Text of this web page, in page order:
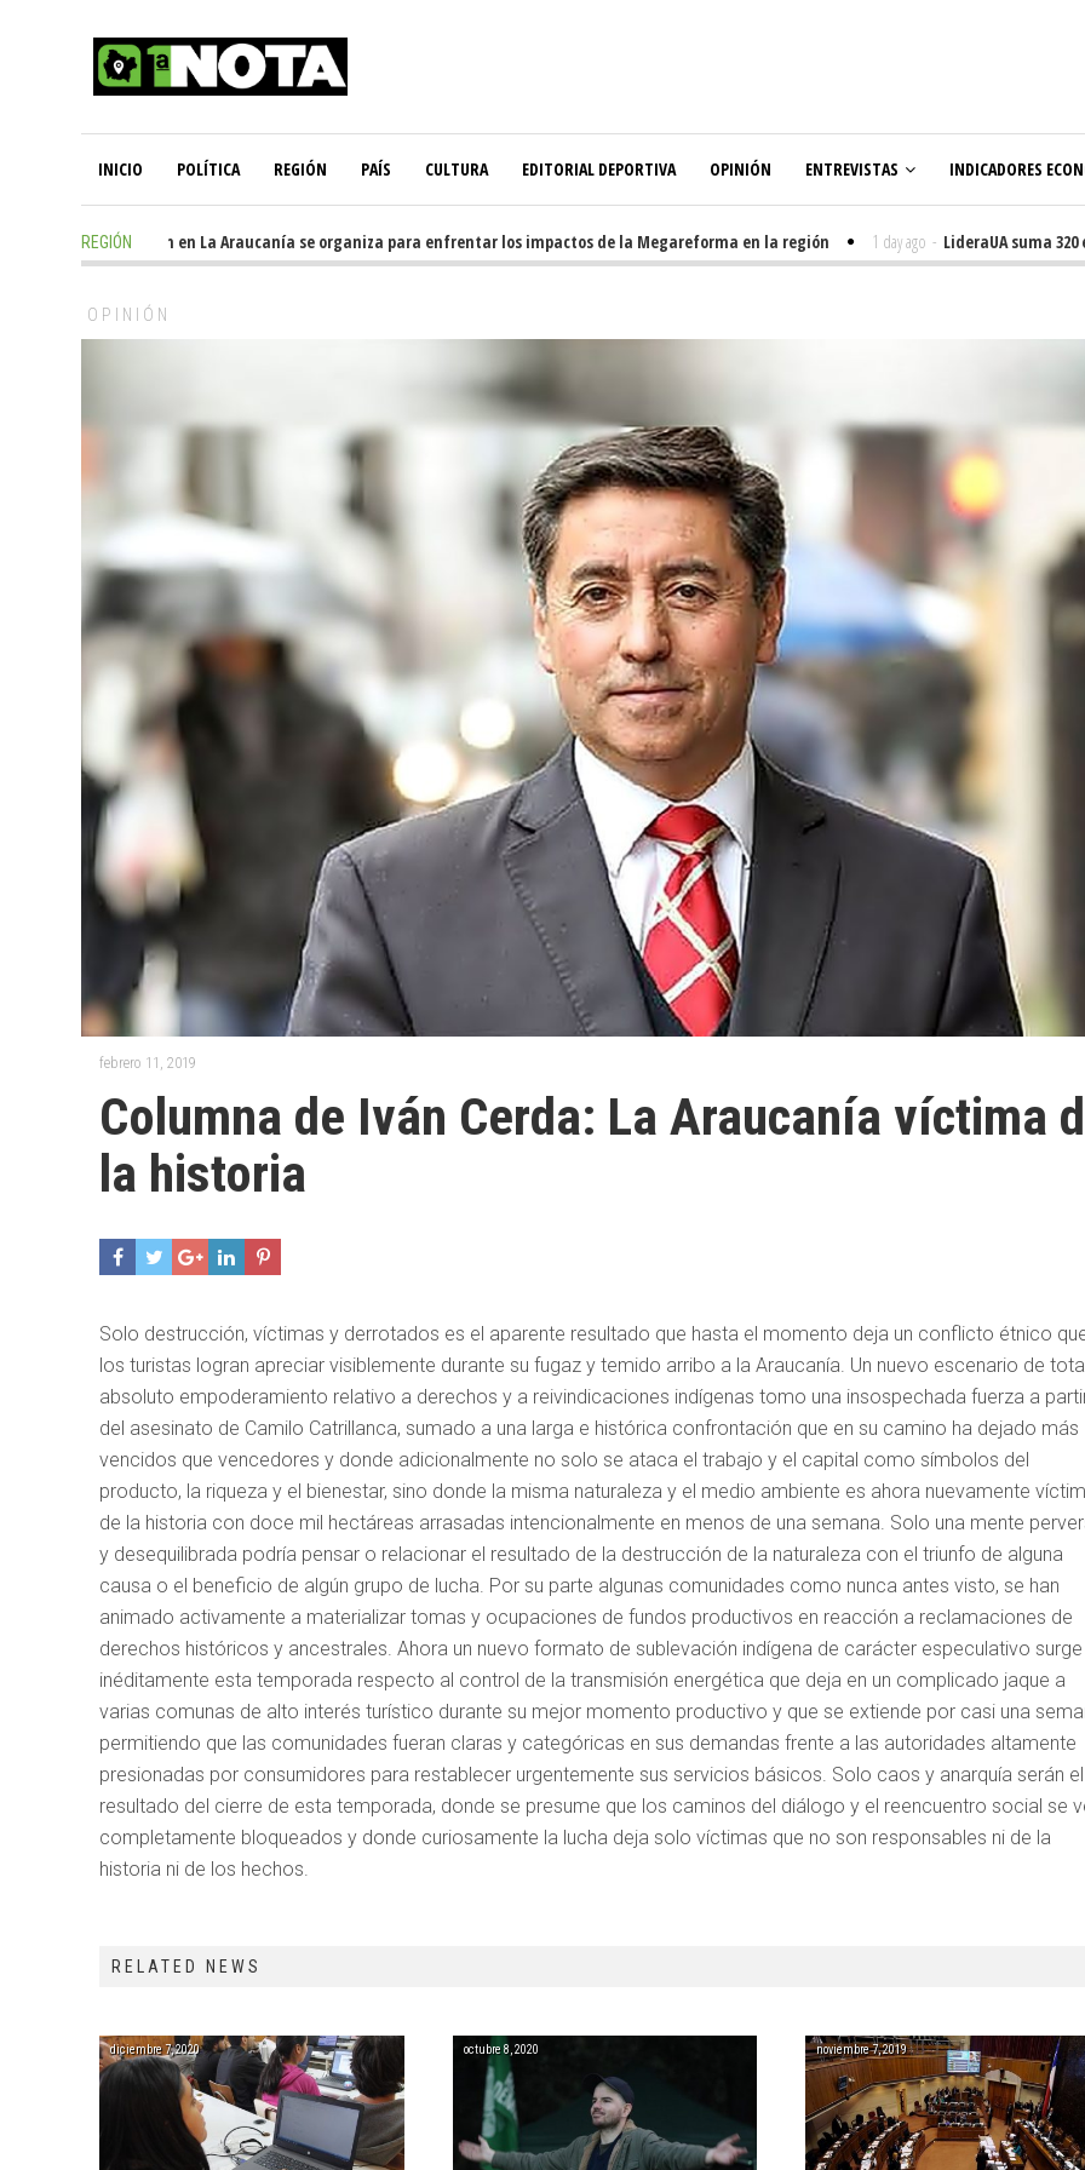
INICIO POLÍTICA REGIÓN PAÍS CULTURA EDITORIAL DEPORTIVA OPINIÓN ENTREVISTAS INDICADORES
REGIÓN
Oposición en La Araucanía se organiza para enfrentar los impactos de la Megareforma en la región 1 day ago - LideraUA suma 320
OPINIÓN
febrero 11, 2019
Columna de Iván Cerda: La Araucanía víctima
la historia
Solo destrucción, víctimas y derrotados es el aparente resultado que hasta el momento deja un conflicto étnico
los turistas logran apreciar visiblemente durante su fugaz y temido arribo a la Araucanía. Un nuevo escenario de
absoluto empoderamiento relativo a derechos y a reivindicaciones indígenas tomo una insospechada fuerza a
del asesinato de Camilo Catrillanca, sumado a una larga e histórica confrontación que en su camino ha dejado más
vencidos que vencedores y donde adicionalmente no solo se ataca el trabajo y el capital como símbolos del
producto, la riqueza y el bienestar, sino donde la misma naturaleza y el medio ambiente es ahora nuevamente
de la historia con doce mil hectáreas arrasadas intencionalmente en menos de una semana. Solo una mente
y desequilibrada podría pensar o relacionar el resultado de la destrucción de la naturaleza con el triunfo de alguna
causa o el beneficio de algún grupo de lucha. Por su parte algunas comunidades como nunca antes visto, se han
animado activamente a materializar tomas y ocupaciones de fundos productivos en reacción a reclamaciones de
derechos históricos y ancestrales. Ahora un nuevo formato de sublevación indígena de carácter especulativo surge
inéditamente esta temporada respecto al control de la transmisión energética que deja en un complicado jaque a
varias comunas de alto interés turístico durante su mejor momento productivo y que se extiende por casi una
permitiendo que las comunidades fueran claras y categóricas en sus demandas frente a las autoridades altamente
presionadas por consumidores para restablecer urgentemente sus servicios básicos. Solo caos y anarquía serán el
resultado del cierre de esta temporada, donde se presume que los caminos del diálogo y el reencuentro social se
completamente bloqueados y donde curiosamente la lucha deja solo víctimas que no son responsables ni de la
historia ni de los hechos.
RELATED NEWS
diciembre 7, 2020 octubre 8, 2020 noviembre 7, 2019